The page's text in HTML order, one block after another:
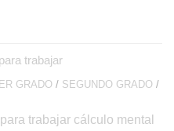
GRADO / SEGUNDO GRADO /
trabajar cálculo mental